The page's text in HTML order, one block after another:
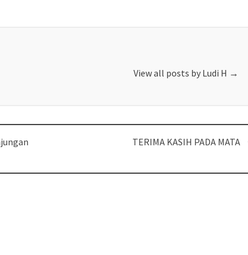
View all posts by Ludi H →
TERIMA KASIH PADA MATA